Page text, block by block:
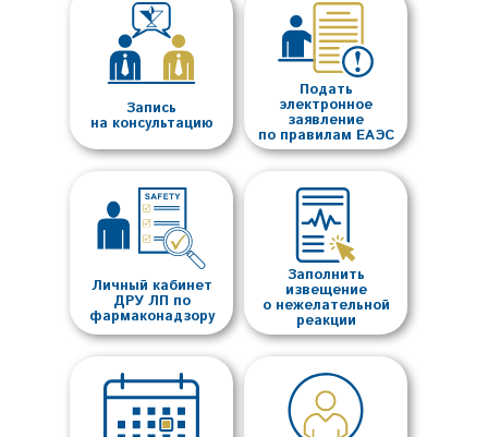
Запись
на консультацию
Подать
электронное
заявление
по правилам ЕАЭС
Личный кабинет
ДРУ ЛП по
фармаконадзору
Заполнить
извещение
о нежелательной
реакции